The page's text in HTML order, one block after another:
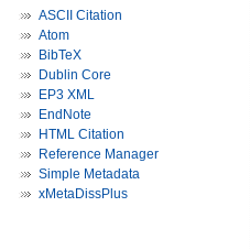
ASCII Citation
Atom
BibTeX
Dublin Core
EP3 XML
EndNote
HTML Citation
Reference Manager
Simple Metadata
xMetaDissPlus